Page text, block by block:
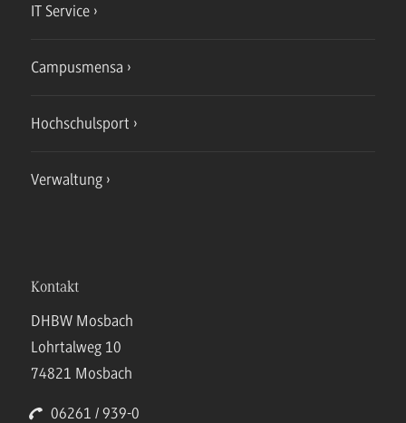
IT Service
Campusmensa
Hochschulsport
Verwaltung
Kontakt
DHBW Mosbach
Lohrtalweg 10
74821 Mosbach
06261 / 939-0